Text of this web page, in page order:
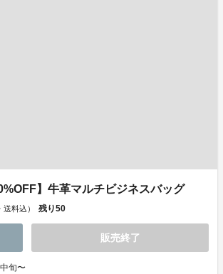
】牛革マルチビジネスバッグ
送料込） 残り50
販売終了
旬〜